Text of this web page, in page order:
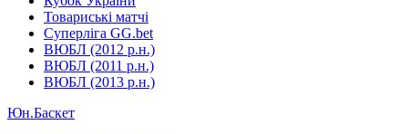
Товариські матчі
Суперліга GG.bet
ВЮБЛ (2012 р.н.)
ВЮБЛ (2011 р.н.)
ВЮБЛ (2013 р.н.)
Юн.Баскет